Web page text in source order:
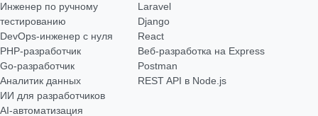
Инженер по ручному
тестированию
DevOps-инженер с нуля
РНР-разработчик
Go-разработчик
Аналитик данных
ИИ для разработчиков
AI-автоматизация
Laravel
Django
React
Веб-разработка на Express
Postman
REST API в Node.js